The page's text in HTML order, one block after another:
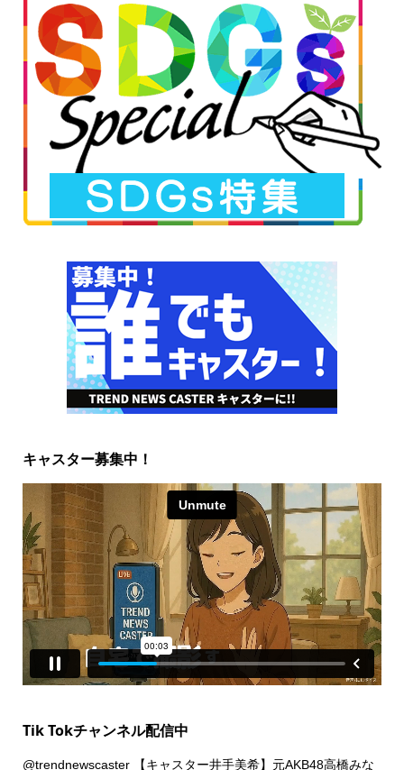
キャスター募集中！
Tik Tokチャンネル配信中
@trendnewscaster【キャスター井手美希】元AKB48高橋みな